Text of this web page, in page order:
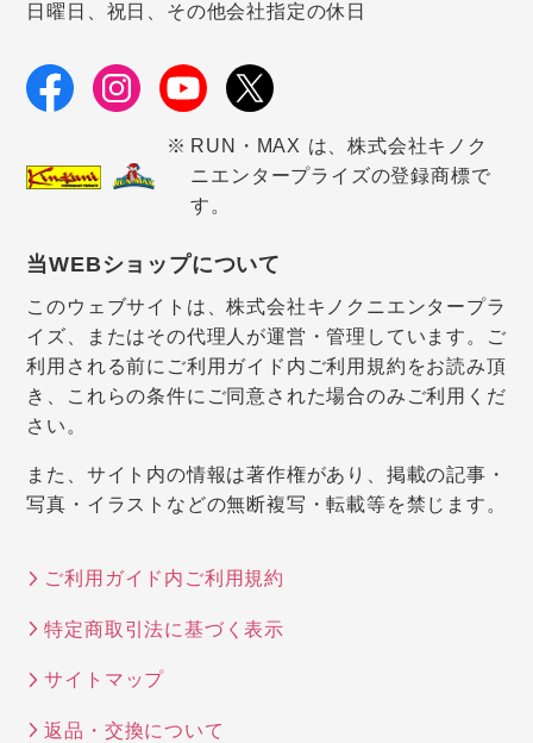
日曜日、祝日、その他会社指定の休日
RUN・MAX は、株式会社キノク
ニエンタープライズの登録商標で
す。
当WEBショップについて
このウェブサイトは、株式会社キノクニエンタープラ
イズ、またはその代理人が運営・管理しています。ご
利用される前にご利用ガイド内ご利用規約をお読み頂
き、これらの条件にご同意された場合のみご利用くだ
さい。
また、サイト内の情報は著作権があり、掲載の記事・
写真・イラストなどの無断複写・転載等を禁じます。
ご利用ガイド内ご利用規約
特定商取引法に基づく表示
サイトマップ
返品・交換について